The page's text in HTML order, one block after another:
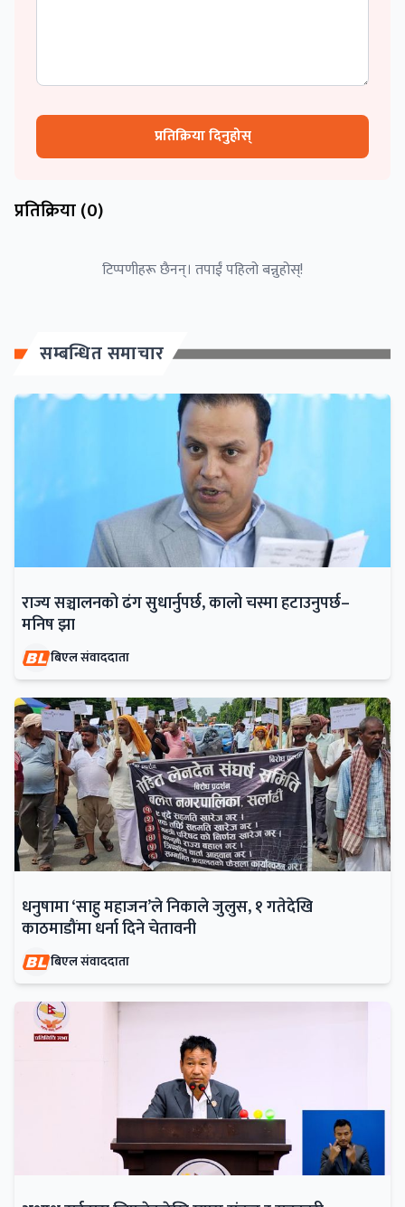
प्रतिक्रिया दिनुहोस्
प्रतिक्रिया (0)
टिप्पणीहरू छैनन्। तपाईं पहिलो बन्नुहोस्!
सम्बन्धित समाचार
राज्य सञ्चालनको ढंग सुधार्नुपर्छ, कालो चस्मा हटाउनुपर्छ–
मनिष झा
बिएल संवाददाता
धनुषामा ‘साहु महाजन’ले निकाले जुलुस, १ गतेदेखि
काठमाडौंमा धर्ना दिने चेतावनी
बिएल संवाददाता